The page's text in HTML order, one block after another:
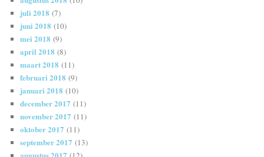
juli 2018 (7)
juni 2018 (10)
mei 2018 (9)
april 2018 (8)
maart 2018 (11)
februari 2018 (9)
januari 2018 (10)
december 2017 (11)
november 2017 (11)
oktober 2017 (11)
september 2017 (13)